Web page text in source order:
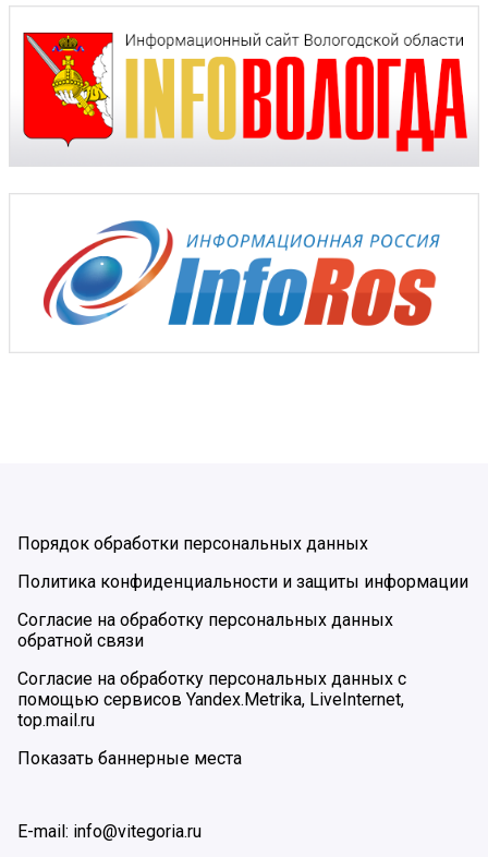
Порядок обработки персональных данных
Политика конфиденциальности и защиты информации
Согласие на обработку персональных данных
обратной связи
Согласие на обработку персональных данных с
помощью сервисов Yandex.Metrika, LiveInternet,
top.mail.ru
Показать баннерные места
E-mail: info@vitegoria.ru